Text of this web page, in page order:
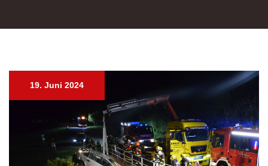
19. Juni 2024